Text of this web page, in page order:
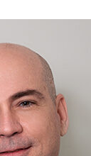
en Florida,
el Derecho de
es
de su clientela
solamente.